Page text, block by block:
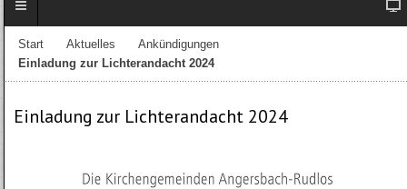
Start Aktuelles
Ankündigungen
Einladung zur Lichterandacht 2024
Einladung zur Lichterandacht 2024